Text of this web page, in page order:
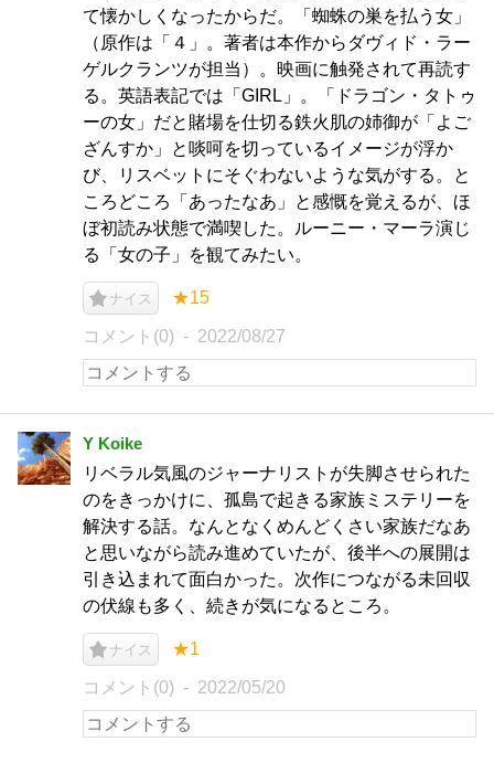
て懐かしくなったからだ。「蜘蛛の巣を払う女」
（原作は「４」。著者は本作からダヴィド・ラー
ゲルクランツが担当）。映画に触発されて再読す
る。英語表記では「GIRL」。「ドラゴン・タトゥ
ーの女」だと賭場を仕切る鉄火肌の姉御が「よご
ざんすか」と啖呵を切っているイメージが浮か
び、リスベットにそぐわないような気がする。と
ころどころ「あったなあ」と感慨を覚えるが、ほ
ぼ初読み状態で満喫した。ルーニー・マーラ演じ
る「女の子」を観てみたい。
ナイス ★15
コメント(0) 2022/08/27
Y Koike
リベラル気風のジャーナリストが失脚させられた
のをきっかけに、孤島で起きる家族ミステリーを
解決する話。なんとなくめんどくさい家族だなあ
と思いながら読み進めていたが、後半への展開は
引き込まれて面白かった。次作につながる未回収
の伏線も多く、続きが気になるところ。
ナイス ★1
コメント(0) 2022/05/20